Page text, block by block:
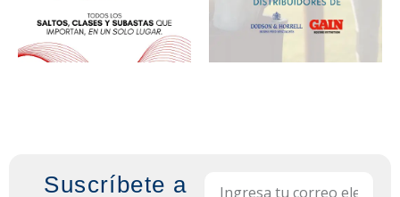
Suscríbete a